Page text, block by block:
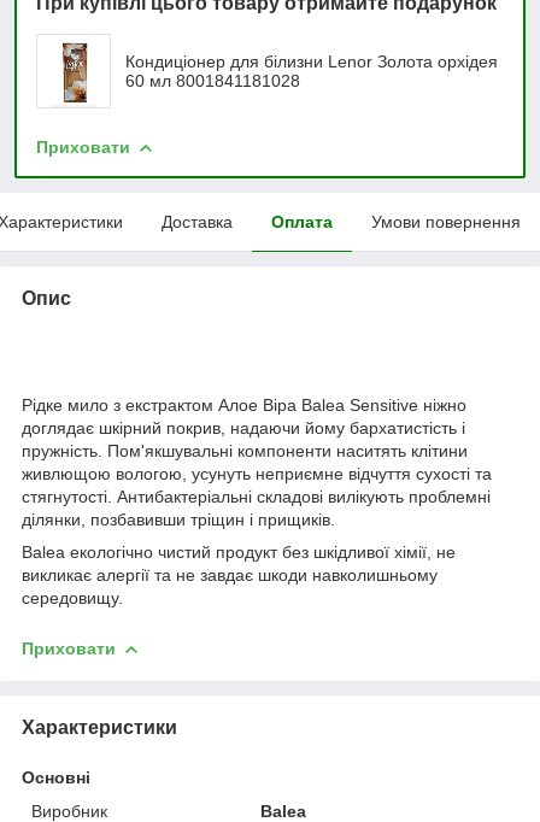
Кондиціонер для білизни Lenor Золота орхідея
60 мл 8001841181028
Приховати
Доставка Оплата Умови повернення
Опис
Рідке мило з екстрактом Алое Віра Balea Sensitive ніжно
доглядає шкірний покрив, надаючи йому бархатистість і
пружність. Пом'якшувальні компоненти наситять клітини
живлющою вологою, усунуть неприємне відчуття сухості та
стягнутості. Антибактеріальні складові вилікують проблемні
ділянки, позбавивши тріщин і прищиків.
Balea екологічно чистий продукт без шкідливої ​​хімії, не
викликає алергії та не завдає шкоди навколишньому
середовищу.
Приховати
Характеристики
Основні
Виробник
Balea